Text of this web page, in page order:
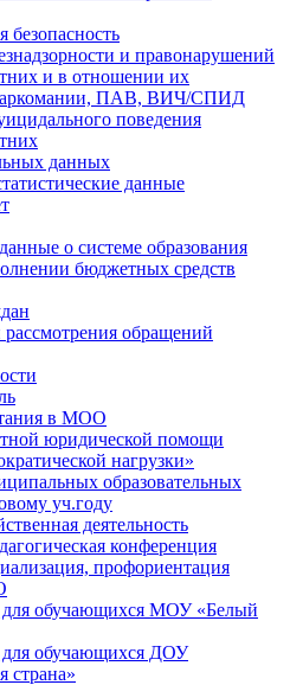
и правонарушений
и в отношении их
ПАВ, ВИЧ/СПИД
поведения
данных
данные
о системе образования
бюджетных средств
обращений
в МОО
юридической помощи
нагрузки»
образовательных
уч.году
деятельность
конференция
профориентация
для обучающихся МОУ «Белый
для обучающихся ДОУ
страна»